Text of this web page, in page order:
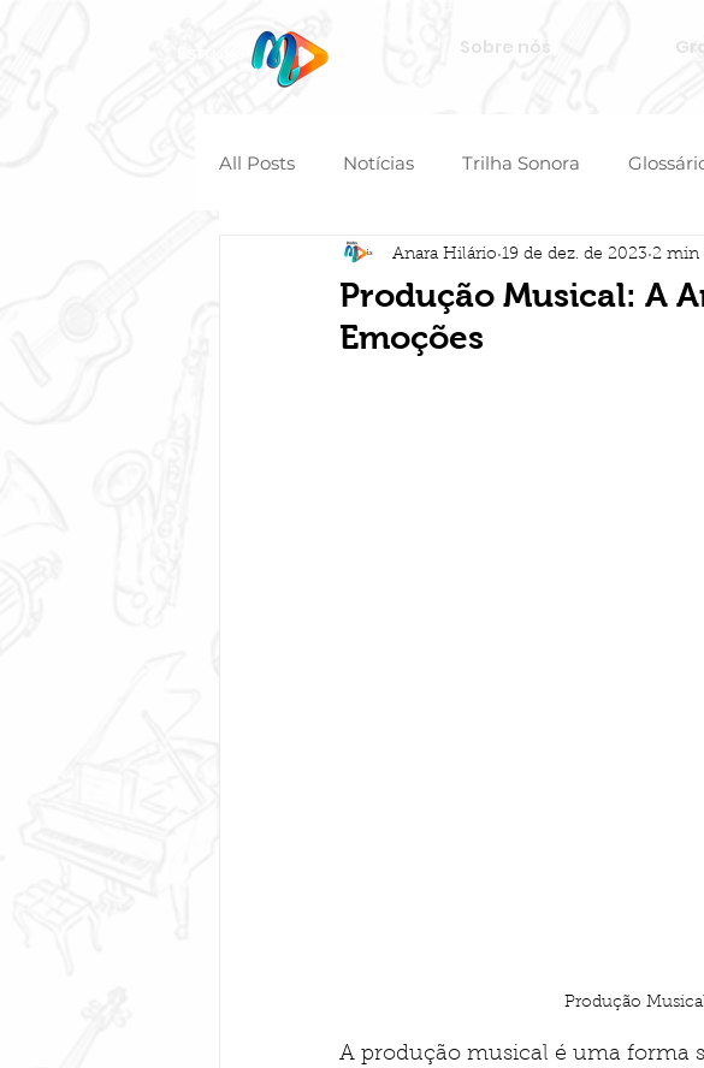
Sobre nós
All Posts Notícias Trilha Sonora
Produção Musical: A
Emoções
Anara Hilário 19 de dez. de 2023 2 min
Produção
A produção musical é uma forma